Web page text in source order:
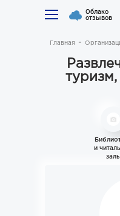
Облако
отзывов
Главная
и
залы